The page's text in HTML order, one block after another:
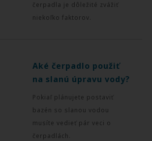
čerpadla je dôležité zvážiť
niekoľko faktorov.
Aké čerpadlo použiť
na slanú úpravu vody?
Pokiaľ plánujete postaviť
bazén so slanou vodou
musíte vedieť pár veci o
čerpadlách.